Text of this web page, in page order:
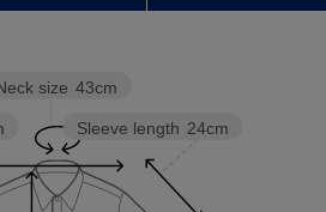
Sleeve length 24cm
size 43cm